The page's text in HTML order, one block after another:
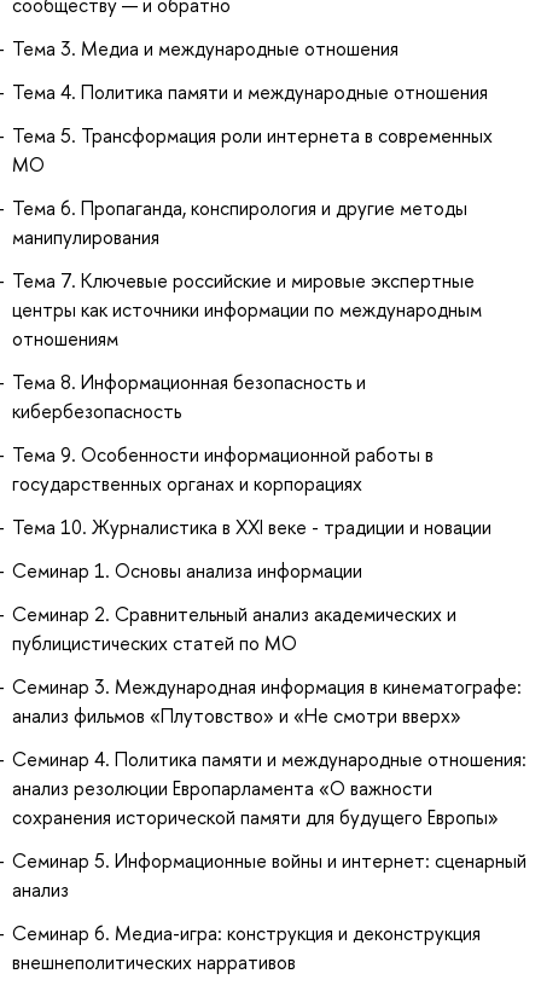
сообществу — и обратно
Тема 3. Медиа и международные отношения
Тема 4. Политика памяти и международные отношения
Тема 5. Трансформация роли интернета в современных
МО
Тема 6. Пропаганда, конспирология и другие методы
манипулирования
Тема 7. Ключевые российские и мировые экспертные
центры как источники информации по международным
отношениям
Тема 8. Информационная безопасность и
кибербезопасность
Тема 9. Особенности информационной работы в
государственных органах и корпорациях
Тема 10. Журналистика в XXI веке - традиции и новации
Семинар 1. Основы анализа информации
Семинар 2. Сравнительный анализ академических и
публицистических статей по МО
Семинар 3. Международная информация в кинематографе:
анализ фильмов «Плутовство» и «Не смотри вверх»
Семинар 4. Политика памяти и международные отношения:
анализ резолюции Европарламента «О важности
сохранения исторической памяти для будущего Европы»
Семинар 5. Информационные войны и интернет: сценарный
анализ
Семинар 6. Медиа-игра: конструкция и деконструкция
внешнеполитических нарративов